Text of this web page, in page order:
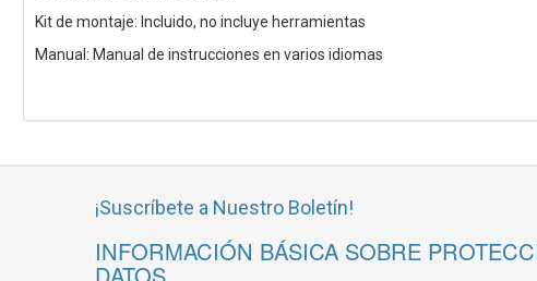
Kit de montaje: Incluido, no incluye herramientas
Manual: Manual de instrucciones en varios idiomas
¡Suscríbete a Nuestro Boletín!
INFORMACIÓN BÁSICA SOBRE